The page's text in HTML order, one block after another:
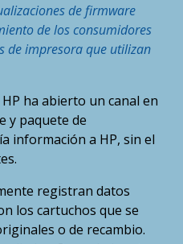
de firmware
de los consumidores
de impresora que utilizan
ha abierto un canal en
y paquete de
información a HP, sin el
registran datos
los cartuchos que se
o de recambio.